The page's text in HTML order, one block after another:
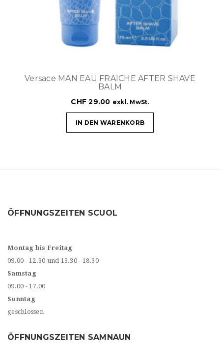
Versace MAN EAU FRAICHE AFTER SHAVE
BALM
CHF 29.00 exkl. MwSt.
IN DEN WARENKORB
ÖFFNUNGSZEITEN SCUOL
Montag bis Freitag
09.00 - 12.30 und 13.30 - 18.30
Samstag
09.00 - 17.00
Sonntag
geschlossen
ÖFFNUNGSZEITEN SAMNAUN